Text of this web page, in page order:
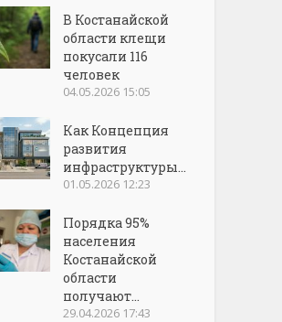
В Костанайской
области клещи
покусали 116
человек
04.05.2026 15:05
Как Концепция
развития
инфраструктуры...
01.05.2026 12:23
Порядка 95%
населения
Костанайской
области
получают...
29.04.2026 17:43